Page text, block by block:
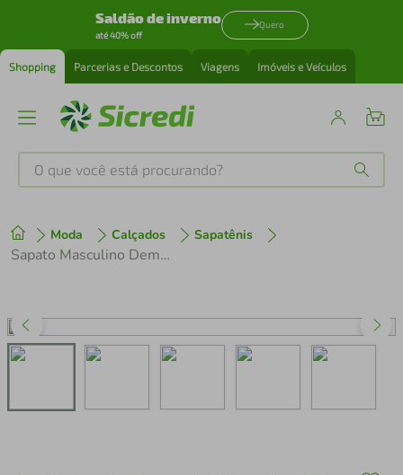
Saldão de inverno
até 40% off
Quero
Shopping Parcerias e Descontos Viagens Imóveis e Veículos
O que você está procurando?
Moda Calçados Sapatênis
Sapato Masculino Democrata Metropolitan Clark Pulse 610102 Preto
1º tenis
perfume